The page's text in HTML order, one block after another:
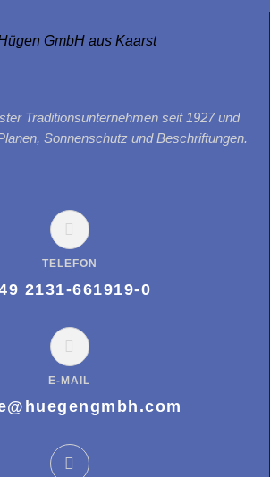
Traditionsunternehmen seit 1927 und
Sonnenschutz und Beschriftungen.
TELEFON
2131-661919-0
E-MAIL